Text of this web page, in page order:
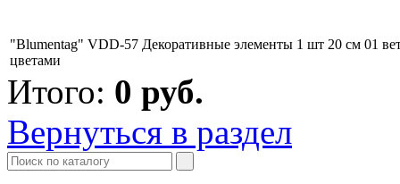
"Blumentag" VDD-57 Декоративные элементы 1 шт 20 см 01
цветами
Итого: 0 руб.
Вернуться в раздел